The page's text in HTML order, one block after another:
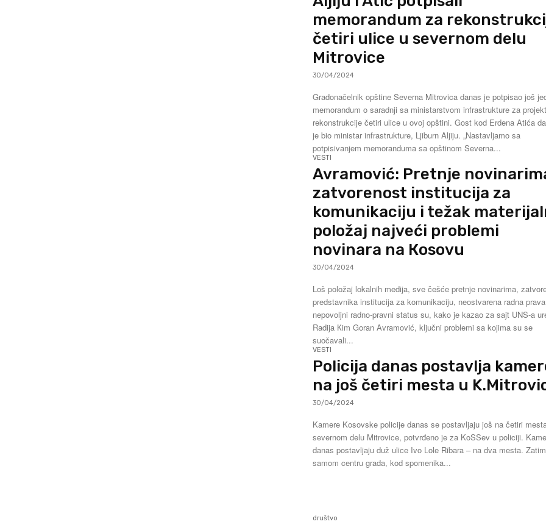
memorandum za
četiri ulice u severnom delu
Mitrovice
30/04/2024
Gradonačelnik opštine Severna Mitrovica danas je potpisao još
memorandum o saradnji sa ministarstvom infrastrukture za
rekonstrukcije četiri ulice u ovoj opštini. Gost kod Erdena Atića danas
je bio ministar infrastrukture, Ljiburn Aljiju. „Nastavljamo sa
potpisivanjem memoranduma sa opštinom Severna...
VESTI
Avramović: Pretnje
zatvorenost institucija za
komunikaciju i težak
položaj najveći problemi
novinara na Кosovu
30/04/2024
Loš položaj lokalnih medija, sve češće pretnje novinarima,
predstavnika institucija za komunikaciju, neostvarena radna
nepovoljni radno-pravni status su, kako je kazao za sajt UNS-a
Radija Кim Goran Avramović, ključni problemi sa kojima su se
suočavali...
VESTI
Policija danas postavlja
na još četiri mesta u
30/04/2024
Kamere Kosovske policije danas se postavljaju još na četiri
severnom delu Mitrovice, potvrđeno je za KoSSev u policiji. Kamere se
danas postavljaju duž ulice Ivo Lole Ribara – na dva mesta.
samom centru grada, kod spomenika...
društvo